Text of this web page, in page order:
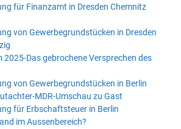
für Finanzamt in Dresden Chemnitz
von Gewerbegrundstücken in Dresden
Das gebrochene Versprechen des
von Gewerbegrundstücken in Berlin
MDR-Umschau zu Gast
für Erbschaftsteuer in Berlin
im Aussenbereich?